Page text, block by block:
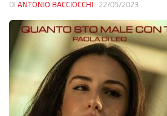
DI ANTONIO BACCIOCCHI · 22/05/2023